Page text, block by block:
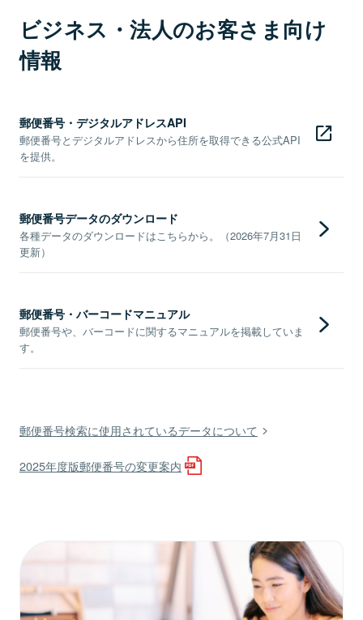
ビジネス・法人のお客さま向け
情報
郵便番号・デジタルアドレスAPI
郵便番号とデジタルアドレスから住所を取得できる公式API
を提供。
郵便番号データのダウンロード
各種データのダウンロードはこちらから。（2026年7月31日
更新）
郵便番号・バーコードマニュアル
郵便番号や、バーコードに関するマニュアルを掲載していま
す。
郵便番号検索に使用されているデータについて
2025年度版郵便番号の変更案内